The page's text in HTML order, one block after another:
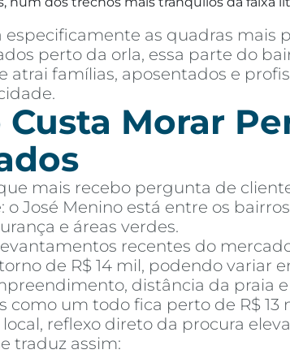
especificamente as quadras mais
perto da orla, essa parte do
atrai famílias, aposentados e
Morar
mais recebo pergunta de
o José Menino está entre os
e áreas verdes.
recentes do
de R$ 14 mil, podendo variar
distância da praia
como um todo fica perto de R$
reflexo direto da procura
traduz assim: